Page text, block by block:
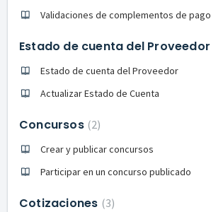
Validaciones de complementos de pago
Estado de cuenta del Proveedor
Estado de cuenta del Proveedor
Actualizar Estado de Cuenta
Concursos 2
Crear y publicar concursos
Participar en un concurso publicado
Cotizaciones 3